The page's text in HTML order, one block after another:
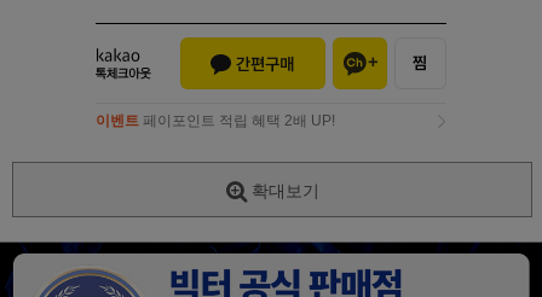
이벤트 페이포인트 적립 혜택 2배 UP!
확대보기